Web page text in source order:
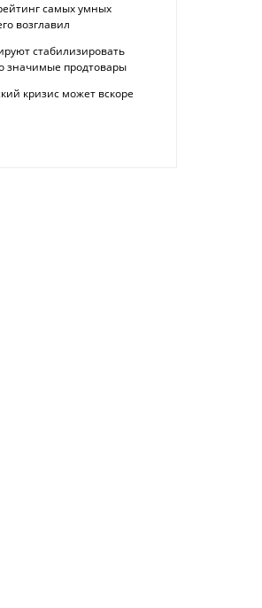
самых умных
возглавил
стабилизировать
значимые продтовары
кризис может вскоре